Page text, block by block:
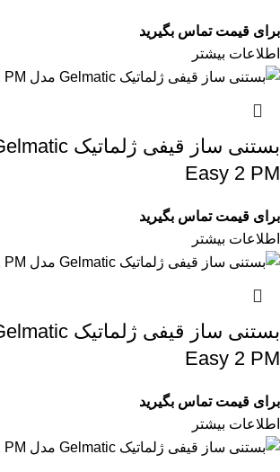
برای قیمت تماس بگیرید
اطلاعات بیشتر
Easy 2 PM
برای قیمت تماس بگیرید
اطلاعات بیشتر
Easy 2 PM
برای قیمت تماس بگیرید
اطلاعات بیشتر